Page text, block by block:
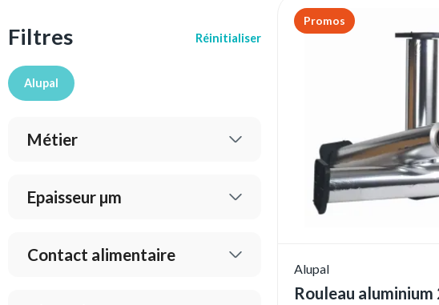
Filtres
Alupal
Réinitialiser
Métier
Epaisseur µm
Contact alimentaire
Promos
Alupal
Rouleau aluminium